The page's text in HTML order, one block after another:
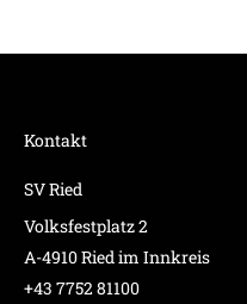
Kontakt
SV Ried
Volksfestplatz 2
A-4910 Ried im Innkreis
+43 7752 81100